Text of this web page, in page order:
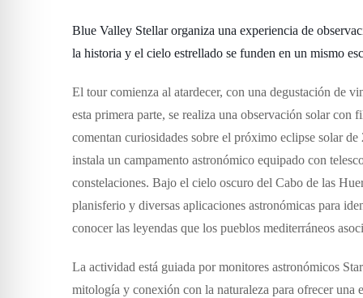
Blue Valley Stellar organiza una experiencia de
la historia y el cielo estrellado se funden en un mismo
El tour comienza al atardecer, con una degustación de
esta primera parte, se realiza una observación solar con
comentan curiosidades sobre el próximo eclipse solar de
instala un campamento astronómico equipado con
constelaciones. Bajo el cielo oscuro del Cabo de las
planisferio y diversas aplicaciones astronómicas para
conocer las leyendas que los pueblos mediterráneos
La actividad está guiada pormonitores astronómicos
mitología y conexión con la naturaleza para ofrecer